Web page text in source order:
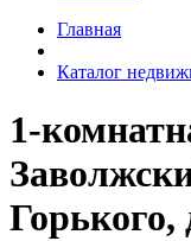
Главная
Каталог
1-
Горького,